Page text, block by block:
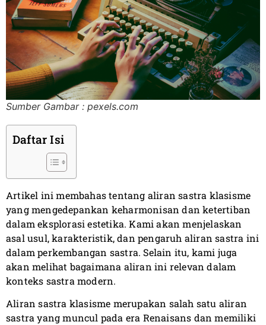
Sumber Gambar : pexels.com
Daftar Isi
Artikel ini membahas tentang aliran sastra klasisme
yang mengedepankan keharmonisan dan ketertiban
dalam eksplorasi estetika. Kami akan menjelaskan
asal usul, karakteristik, dan pengaruh aliran sastra ini
dalam perkembangan sastra. Selain itu, kami juga
akan melihat bagaimana aliran ini relevan dalam
konteks sastra modern.
Aliran sastra klasisme merupakan salah satu aliran
sastra yang muncul pada era Renaisans dan memiliki